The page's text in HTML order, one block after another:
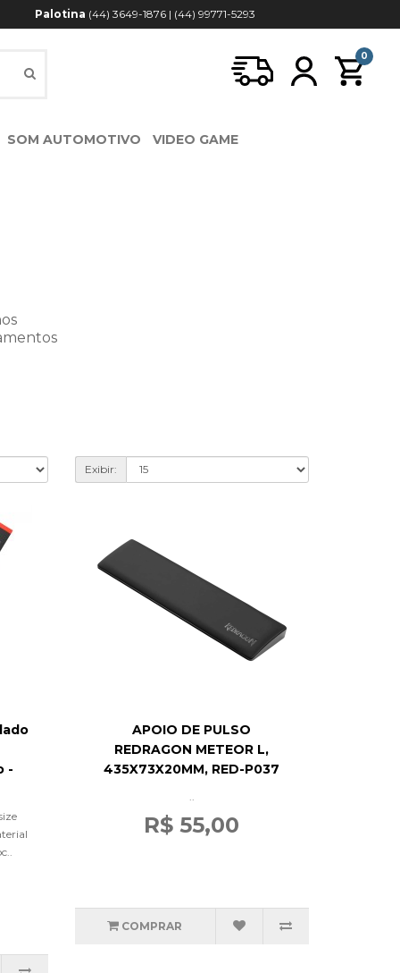
Palotina (44) 3649-1876 | (44) 99771-5293
0
SOM AUTOMOTIVO VIDEO GAME
Exibir:
-
APOIO DE PULSO
REDRAGON METEOR L,
435X73X20MM, RED-P037
R$ 55,00
COMPRAR